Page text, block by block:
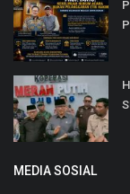
MEDIA SOSIAL